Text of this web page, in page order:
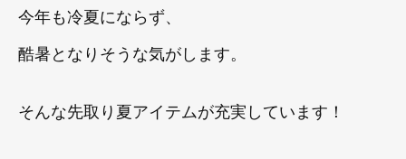
今年も冷夏にならず、
酷暑となりそうな気がします。
そんな先取り夏アイテムが充実しています！